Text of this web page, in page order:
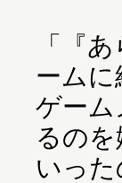
「『
ーム
ゲーム
るの
いった